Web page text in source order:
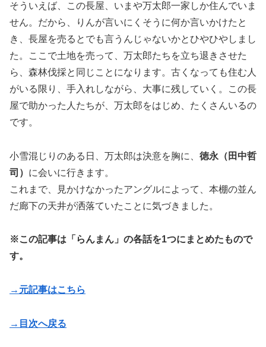
そういえば、この長屋、いまや万太郎一家しか住んでいま
せん。だから、りんが言いにくそうに何か言いかけたと
き、長屋を売るとでも言うんじゃないかとひやひやしまし
た。ここで土地を売って、万太郎たちを立ち退きさせた
ら、森林伐採と同じことになります。古くなっても住む人
がいる限り、手入れしながら、大事に残していく。この長
屋で助かった人たちが、万太郎をはじめ、たくさんいるの
です。
小雪混じりのある日、万太郎は決意を胸に、 徳永（田中哲
司） に会いに行きます。
これまで、見かけなかったアングルによって、本棚の並ん
だ廊下の天井が洒落ていたことに気づきました。
※この記事は「らんまん」の各話を1つにまとめたもので
す。
→元記事はこちら
→目次へ戻る